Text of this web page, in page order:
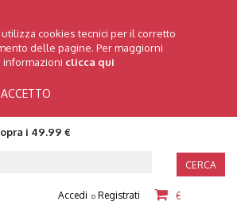
cookies tecnici per il corretto
delle pagine. Per maggiorni
informazioni clicca qui
ACCETTO
i 49.99 €
CERCA
Accedi o Registrati €